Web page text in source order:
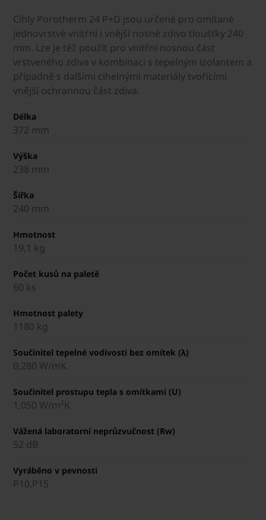
Cihly Porotherm 24 P+D jsou určené pro omítané
jednovrstvé vnitřní i vnější nosné zdivo tloušťky 240
mm. Lze je též použít pro vnitřní nosnou část
vrstveného zdiva v kombinaci s tepelným izolantem a
případně s dalšími cihelnými materiály tvořícími
vnější ochrannou část zdiva.
Délka
372 mm
Výška
238 mm
Šířka
240 mm
Hmotnost
19,1 kg
Počet kusů na paletě
60 ks
Hmotnost palety
1180 kg
Součinitel tepelné vodivosti bez omítek (λ)
0,280 W/mK
Součinitel prostupu tepla s omítkami (U)
1,050 W/m²K
Vážená laboratorní neprůzvučnost (Rw)
52 dB
Vyráběno v pevnosti
P10,P15